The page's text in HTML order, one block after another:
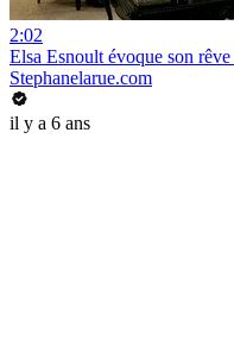
2:02
Elsa Esnoult évoque son
Stephanelarue.com
il y a 6 ans